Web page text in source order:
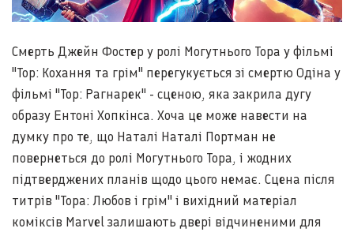
Смерть Джейн Фостер у ролі Могутнього Тора у фільмі
"Тор: Кохання та грім" перегукується зі смертю Одіна у
фільмі "Тор: Рагнарек" - сценою, яка закрила дугу
образу Ентоні Хопкінса. Хоча це може навести на
думку про те, що Наталі Наталі Портман не
повернеться до ролі Могутнього Тора, і жодних
підтверджених планів щодо цього немає. Сцена після
титрів "Тора: Любов і грім" і вихідний матеріал
коміксів Marvel залишають двері відчиненими для